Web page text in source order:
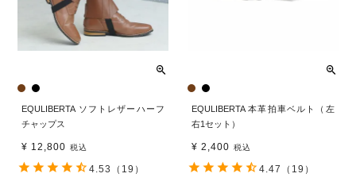
EQULIBERTA ソフトレザーハーフ
チャップス
¥ 12,800 税込
4.53 （19）
EQULIBERTA 本革拍車ベルト（左
右1セット）
¥ 2,400 税込
4.47 （19）